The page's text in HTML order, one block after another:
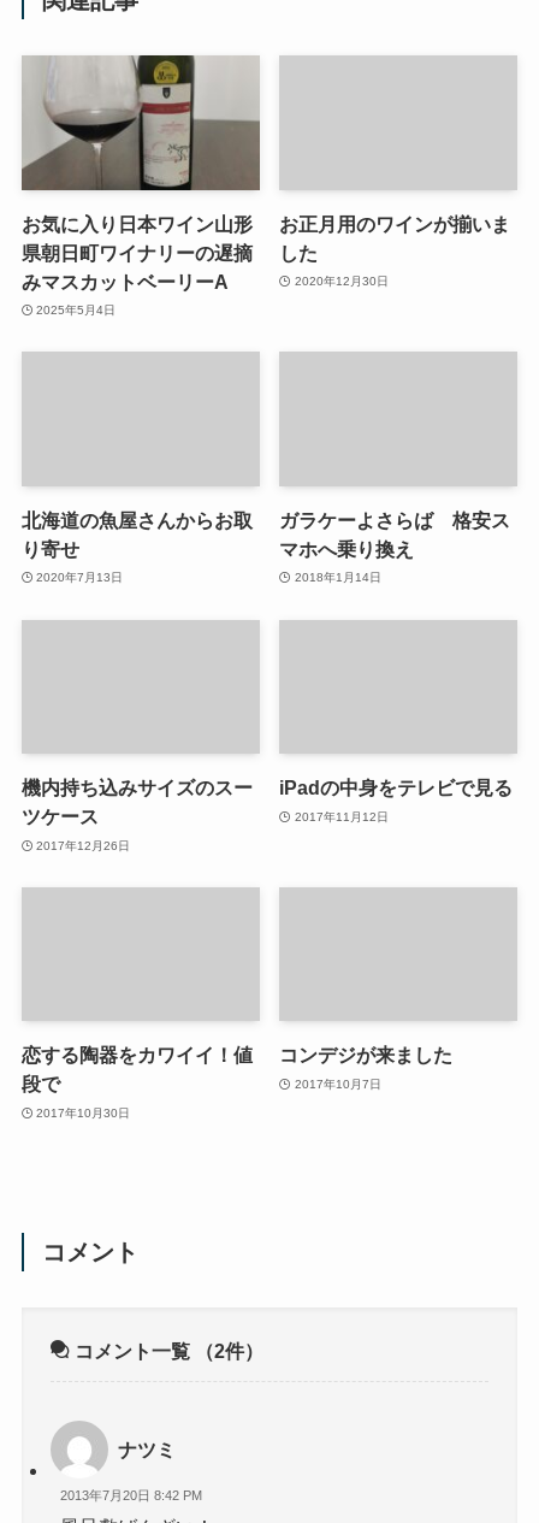
お気に入り日本ワイン山形
県朝日町ワイナリーの遅摘
みマスカットベーリーA
2025年5月4日
お正月用のワインが揃いま
した
2020年12月30日
北海道の魚屋さんからお取
り寄せ
2020年7月13日
ガラケーよさらば 格安ス
マホへ乗り換え
2018年1月14日
機内持ち込みサイズのスー
ツケース
2017年12月26日
iPadの中身をテレビで見る
2017年11月12日
恋する陶器をカワイイ！値
段で
2017年10月30日
コンデジが来ました
2017年10月7日
コメント
コメント一覧 （2件）
ナツミ
2013年7月20日 8:42 PM